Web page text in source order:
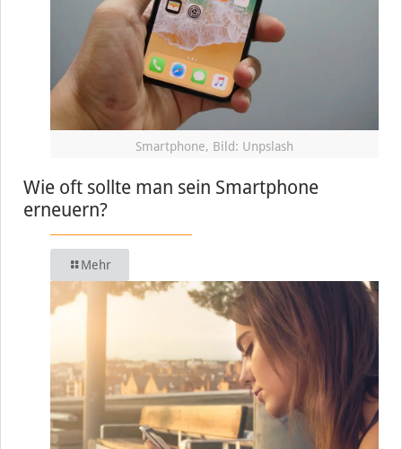
Smartphone, Bild: Unpslash
Wie oft sollte man sein Smartphone
erneuern?
Mehr